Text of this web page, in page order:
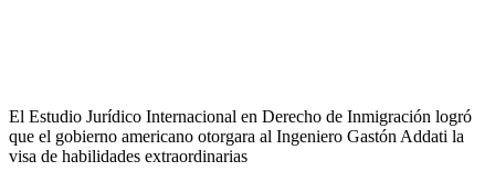
El Estudio Jurídico Internacional en Derecho de Inmigración logró
que el gobierno americano otorgara al Ingeniero Gastón Addati la
visa de habilidades extraordinarias